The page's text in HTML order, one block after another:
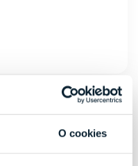
O cookies